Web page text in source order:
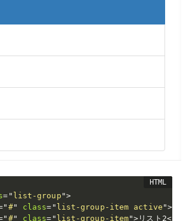
= " list-group ">
" #" class= " list-group-item active ">
" #" class= " list-group-item"> リスト2</